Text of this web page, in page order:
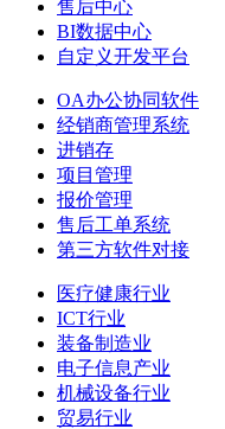
售后中心
BI数据中心
自定义开发平台
OA办公协同软件
经销商管理系统
进销存
项目管理
报价管理
售后工单系统
第三方软件对接
医疗健康行业
ICT行业
装备制造业
电子信息产业
机械设备行业
贸易行业